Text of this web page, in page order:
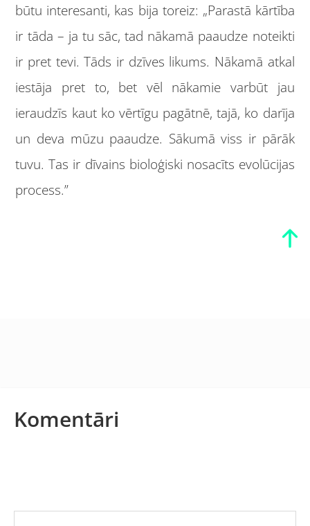
būtu interesanti, kas bija toreiz: „Parastā kārtība
ir tāda – ja tu sāc, tad nākamā paaudze noteikti
ir pret tevi. Tāds ir dzīves likums. Nākamā atkal
iestāja pret to, bet vēl nākamie varbūt jau
ieraudzīs kaut ko vērtīgu pagātnē, tajā, ko darīja
un deva mūzu paaudze. Sākumā viss ir pārāk
tuvu. Tas ir dīvains bioloģiski nosacīts evolūcijas
process.”
Komentāri